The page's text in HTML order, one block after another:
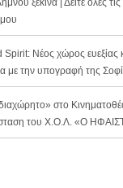
ξεκινά | Δείτε όλες τις
Νέος χώρος ευεξίας
με την υπογραφή της
στο
του Χ.Ο.Λ. «Ο